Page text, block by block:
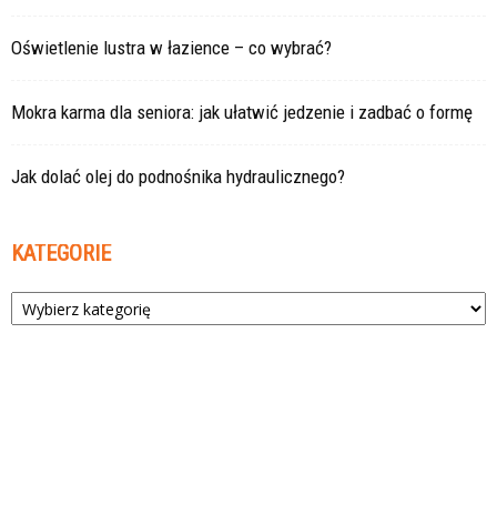
Oświetlenie lustra w łazience – co wybrać?
Mokra karma dla seniora: jak ułatwić jedzenie i zadbać o formę
Jak dolać olej do podnośnika hydraulicznego?
KATEGORIE
Kategorie